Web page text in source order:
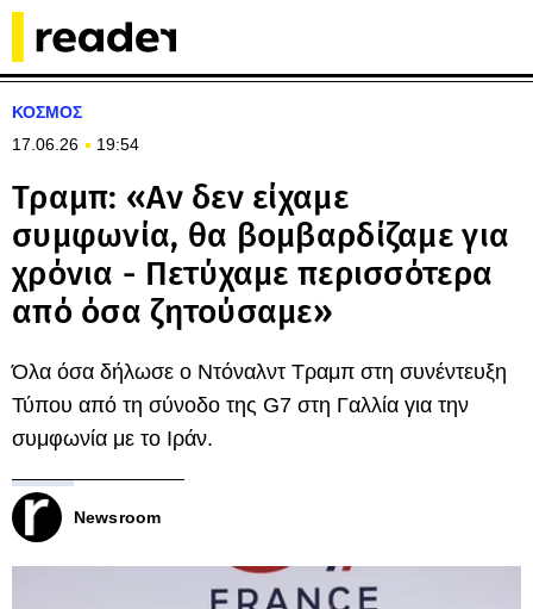
ΚΟΣΜΟΣ
17.06.26
19:54
Τραμπ: «Αν δεν είχαμε
συμφωνία, θα βομβαρδίζαμε για
χρόνια - Πετύχαμε περισσότερα
από όσα ζητούσαμε»
Όλα όσα δήλωσε ο Ντόναλντ Τραμπ στη συνέντευξη
Τύπου από τη σύνοδο της G7 στη Γαλλία για την
συμφωνία με το Ιράν.
Newsroom